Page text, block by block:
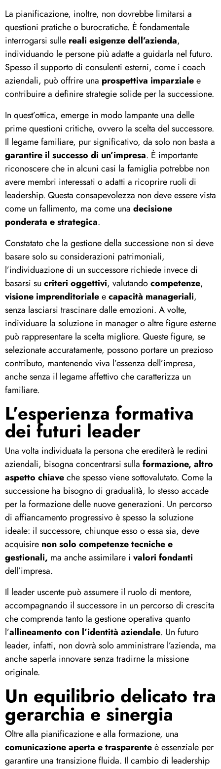
La pianificazione, inoltre, non dovrebbe limitarsi a
questioni pratiche o burocratiche. È fondamentale
interrogarsi sulle reali esigenze dell’azienda,
individuando le persone più adatte a guidarla nel futuro.
Spesso il supporto di consulenti esterni, come i coach
aziendali, può offrire una prospettiva imparzialee
contribuire a definire strategie solide per la successione.
In quest’ottica, emerge in modo lampante una delle
prime questioni critiche, ovvero la scelta del successore.
Il legame familiare, pur significativo, da solo non basta a
garantire il successo di un’impresa. È importante
riconoscere che in alcuni casi la famiglia potrebbe non
avere membri interessati o adatti a ricoprire ruoli di
leadership. Questa consapevolezza non deve essere vista
come un fallimento, ma come una decisione
ponderata e strategica.
Constatato che la gestione della successione non si deve
basare solo su considerazioni patrimoniali,
l’individuazione di un successore richiede invece di
basarsi su criteri oggettivi, valutandocompetenze,
visione imprenditorialeecapacità manageriali,
senza lasciarsi trascinare dalle emozioni. A volte,
individuare la soluzione in manager o altre figure esterne
può rappresentare la scelta migliore. Queste figure, se
selezionate accuratamente, possono portare un prezioso
contributo, mantenendo viva l’essenza dell’impresa,
anche senza il legame affettivo che caratterizza un
familiare.
L’esperienza formativa
dei futuri leader
Una volta individuata la persona che erediterà le redini
aziendali, bisogna concentrarsi sulla formazione, altro
aspetto chiaveche spesso viene sottovalutato. Come la
successione ha bisogno di gradualità, lo stesso accade
per la formazione delle nuove generazioni. Un percorso
di affiancamento progressivo è spesso la soluzione
ideale: il successore, chiunque esso o essa sia, deve
acquisire non solo competenze tecniche e
gestionali, ma anche assimilare i valori fondanti
dell’impresa.
Il leader uscente può assumere il ruolo di mentore,
accompagnando il successore in un percorso di crescita
che comprenda tanto la gestione operativa quanto
l’allineamento con l’identità aziendale. Un futuro
leader, infatti, non dovrà solo amministrare l’azienda, ma
anche saperla innovare senza tradirne la missione
originale.
Un equilibrio delicato tra
gerarchia e sinergia
Oltre alla pianificazione e alla formazione, una
comunicazione aperta e trasparenteè essenziale per
garantire una transizione fluida. Il cambio di leadership